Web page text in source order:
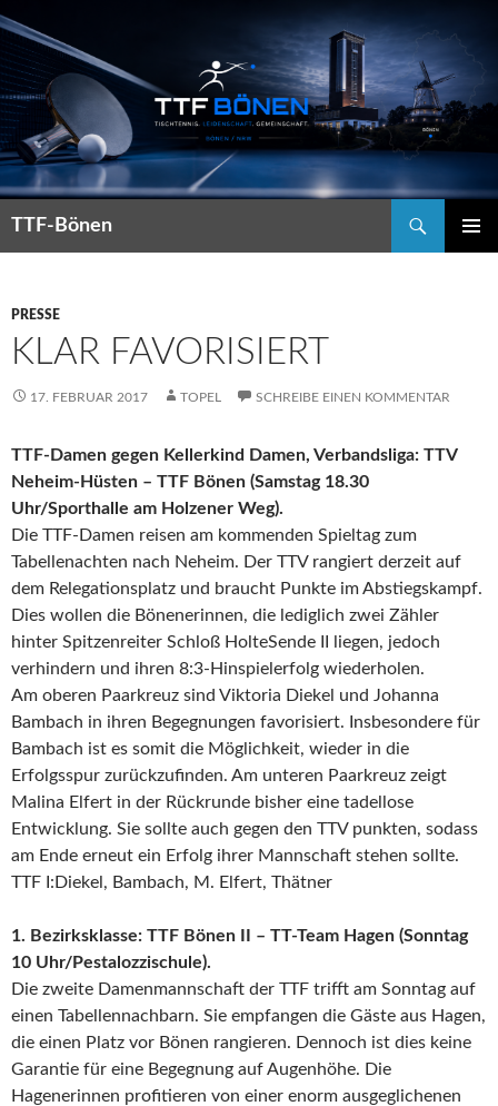
TTF-Bönen
PRESSE
KLAR FAVORISIERT
17. FEBRUAR 2017 TOPEL SCHREIBE EINEN KOMMENTAR
TTF-Damen gegen Kellerkind Damen, Verbandsliga: TTV
Neheim-Hüsten – TTF Bönen (Samstag 18.30
Uhr/Sporthalle am Holzener Weg).
Die TTF-Damen reisen am kommenden Spieltag zum
Tabellenachten nach Neheim. Der TTV rangiert derzeit auf
dem Relegationsplatz und braucht Punkte im Abstiegskampf.
Dies wollen die Bönenerinnen, die lediglich zwei Zähler
hinter Spitzenreiter Schloß HolteSende II liegen, jedoch
verhindern und ihren 8:3-Hinspielerfolg wiederholen.
Am oberen Paarkreuz sind Viktoria Diekel und Johanna
Bambach in ihren Begegnungen favorisiert. Insbesondere für
Bambach ist es somit die Möglichkeit, wieder in die
Erfolgsspur zurückzufinden. Am unteren Paarkreuz zeigt
Malina Elfert in der Rückrunde bisher eine tadellose
Entwicklung. Sie sollte auch gegen den TTV punkten, sodass
am Ende erneut ein Erfolg ihrer Mannschaft stehen sollte.
TTF I:Diekel, Bambach, M. Elfert, Thätner
1. Bezirksklasse: TTF Bönen II – TT-Team Hagen (Sonntag
10 Uhr/Pestalozzischule).
Die zweite Damenmannschaft der TTF trifft am Sonntag auf
einen Tabellennachbarn. Sie empfangen die Gäste aus Hagen,
die einen Platz vor Bönen rangieren. Dennoch ist dies keine
Garantie für eine Begegnung auf Augenhöhe. Die
Hagenerinnen profitieren von einer enorm ausgeglichenen